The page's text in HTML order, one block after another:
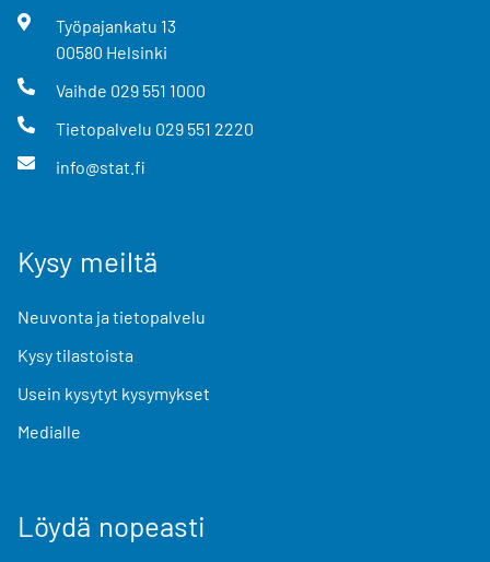
Työpajankatu 13
00580 Helsinki
Vaihde 029 551 1000
Tietopalvelu 029 551 2220
info@stat.fi
Kysy meiltä
Neuvonta ja tietopalvelu
Kysy tilastoista
Usein kysytyt kysymykset
Medialle
Löydä nopeasti